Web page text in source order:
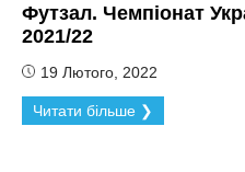
Футзал. Чемпіонат
2021/22
19 Лютого, 2022
Читати більше ❯